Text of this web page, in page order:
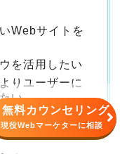
Webサイトを
を活用したい
りユーザーに
い
無料カウンセリング
現役Webマーケターに相談